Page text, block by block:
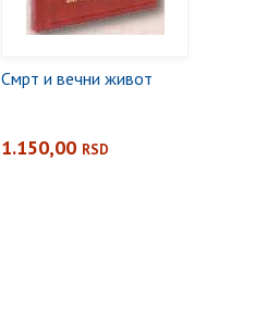
Смрт и вечни живот
1.150,00 RSD